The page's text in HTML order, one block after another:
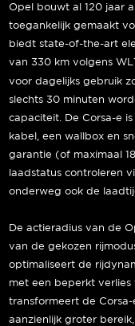
Opel bouwt al 120 jaar
toegankelijk gemaakt
biedt state-of-the-art
van 330 km volgens
voor dagelijks gebruik
slechts 30 minuten
capaciteit. De Corsa-e
kabel, een wallbox en
garantie (of maximaal
laadstatus controleren
onderweg ook de
De actieradius van de
van de gekozen
optimaliseert de
met een beperkt verlies
transformeert de
aanzienlijk groter